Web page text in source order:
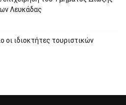
Λευκάδας
οι ιδιοκτήτες τουριστικών